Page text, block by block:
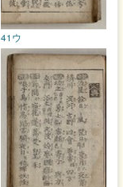
41ウ